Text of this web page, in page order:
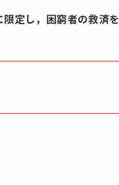
定し，困窮者の救済を